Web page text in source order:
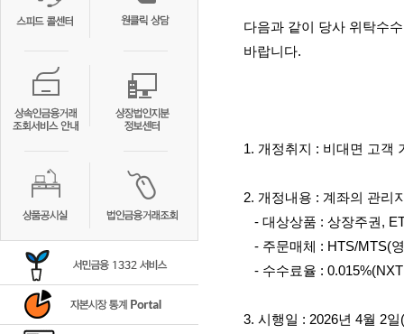
다음과 같이 당사 위탁수
바랍니다.
1. 개정취지 : 비대면 고객
2. 개정내용 : 계좌의 관리
- 대상상품 : 상장주권 ,
- 주문매체 : HTS/MTS(
- 수수료율 : 0.015%(NXT
3. 시행일 : 2026년 4월 2일(